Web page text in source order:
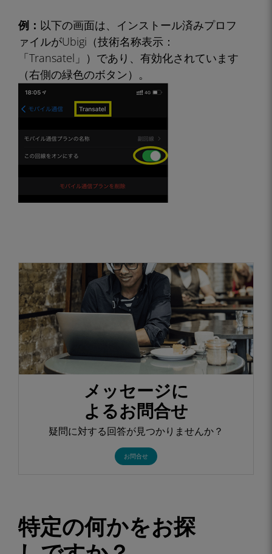
例： 以下の画面は、インストール済みプロフ
ァイルがUbigi（技術名称表示：
「Transatel」）であり、有効化されています
（右側の緑色のボタン）。
メッセージに
よるお問合せ
疑問に対する回答が見つかりませんか？
お問合せ
特定の何かをお探